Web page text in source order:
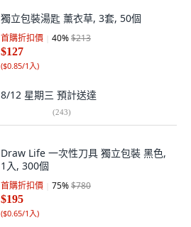
獨立包裝湯匙 薰衣草, 3套, 50個
首購折扣價 40%$213
$127
($0.85/1入)
8/12 星期三 預計送達
(243)
Draw Life 一次性刀具 獨立包裝 黑色,
1入, 300個
首購折扣價 75%$780
$195
($0.65/1入)